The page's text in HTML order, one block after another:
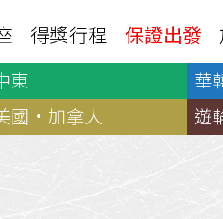
洲
中非９國
西非１８國
得獎行程 保證出發
出國資訊
護照申辦
東 華
國·加拿大 遊